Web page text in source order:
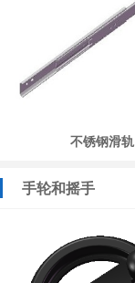
不锈钢滑轨
手轮和摇手